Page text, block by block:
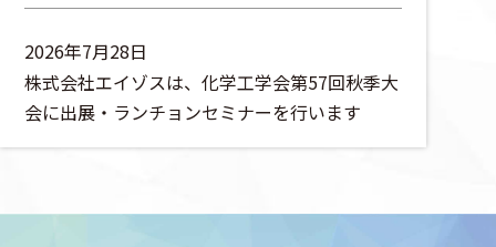
2026年7月28日
株式会社エイゾスは、化学工学会第57回秋季大
会に出展・ランチョンセミナーを行います